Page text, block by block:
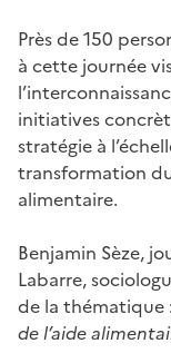
Près de 150
à cette journée
initiatives
stratégie à
transformation
alimentaire.
Benjamin Sèze,
Labarre,
de la thématique :
de l’aide